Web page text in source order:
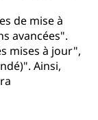
de mise à
avancées".
mises à jour",
Ainsi,